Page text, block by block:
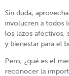
Sin duda,
involucren a todos
los lazos
y bienestar para el
Pero, ¿qué es el
reconocer la